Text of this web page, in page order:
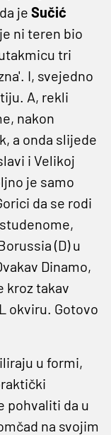
je Sučić
ni teren bio
tri
I, svejedno
A, rekli
nakon
a onda slijede
i Velikoj
je samo
da se rodi
(D) u
Dinamo,
kroz takav
okviru. Gotovo
u formi,
pohvaliti da u
na svojim